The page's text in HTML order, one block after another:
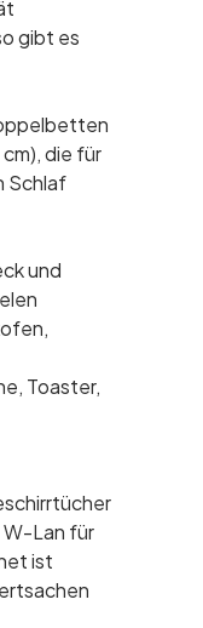
gibt es
die für
Schlaf
und
Toaster,
W-Lan für
ist